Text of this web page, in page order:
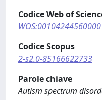
Codice Web of
Codice Scopus
2-s2.0-85166622733
Parole chiave
Autism spectrum